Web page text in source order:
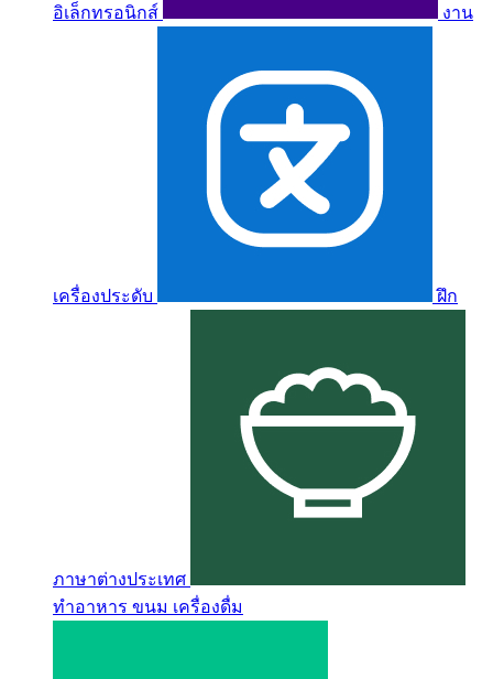
อิเล็กทรอนิกส์ งาน
เครื่องประดับ ฝึก
ภาษาต่างประเทศ
ทำอาหาร ขนม เครื่องดื่ม